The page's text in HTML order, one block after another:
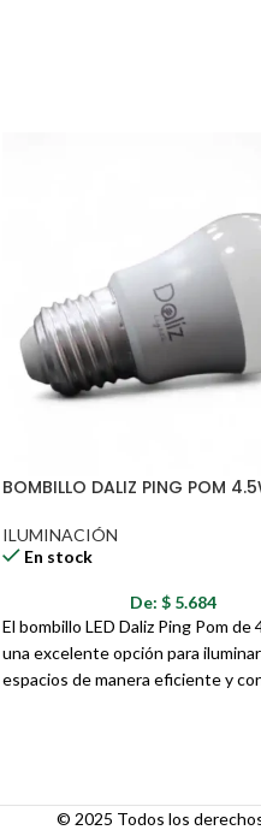
BOMBILLO DALIZ PING POM
ILUMINACIÓN
En stock
De:$ 5.684
El bombillo LED Daliz Ping Pom de
una excelente opción para
espacios de manera eficiente y
15,000 horas, este bombillo te
© 2025 Todos los